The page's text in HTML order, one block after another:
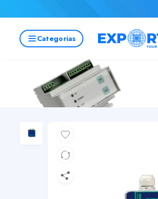
Categorias